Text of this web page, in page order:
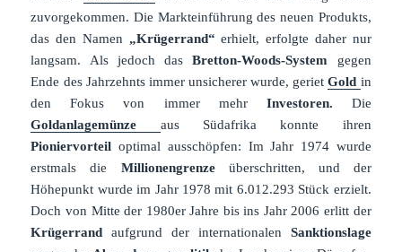
zuvorgekommen. Die Markteinführung des neuen Produkts,
das den Namen „Krügerrand“ erhielt, erfolgte daher nur
langsam. Als jedoch dasBretton-Woods-System gegen
Ende des Jahrzehnts immer unsicherer wurde, gerietGold in
den Fokus von immer mehr Investoren. Die
Goldanlagemünze
aus Südafrika konnte ihren
Pioniervorteil optimal ausschöpfen: Im Jahr 1974 wurde
erstmals die Millionengrenzeüberschritten, und der
Höhepunkt wurde im Jahr 1978 mit 6.012.293 Stück erzielt.
Doch von Mitte der 1980er Jahre bis ins Jahr 2006 erlitt der
Krügerrand aufgrund der internationalen Sanktionslage